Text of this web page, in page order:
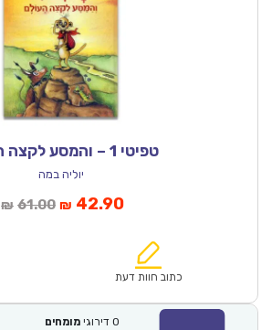
טפיטי 1 – והמסע לקצה העולם
יוליה במה
₪ 61.00המחיר
₪61.00.
₪ 42.90המחיר
הוא:
כתוב חוות דעת
0 דירוגי מומחים